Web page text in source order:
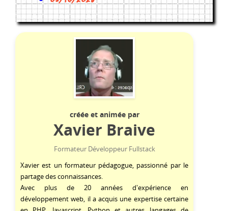
créée et animée par
Xavier Braive
Formateur Développeur Fullstack
Xavier est un formateur pédagogue, passionné par le
partage des connaissances.
Avec plus de 20 années d'expérience en
développement web, il a acquis une expertise certaine